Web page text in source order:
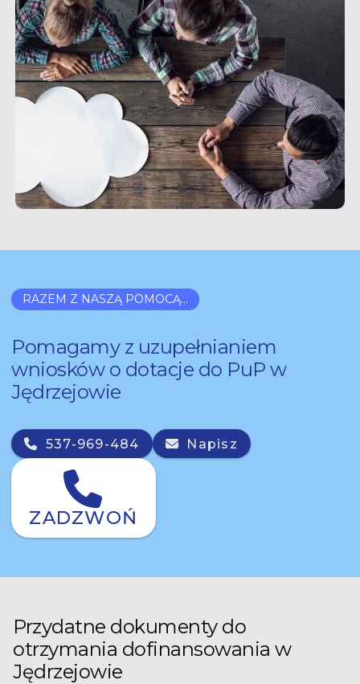
RAZEM Z NASZĄ POMOCĄ...
Pomagamy z uzupełnianiem
wniosków o dotacje do PuP w
Jędrzejowie
537-969-484 Napisz
ZADZWOŃ
Przydatne dokumenty do
otrzymania dofinansowania w
Jędrzejowie